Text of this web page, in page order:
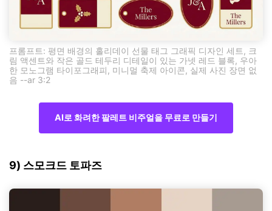
프롬프트: 평면 배경의 홀리데이 선물 태그 그래픽 디자인 세트, 크
림 액센트와 작은 골드 테두리 디테일이 있는 가넷 레드 블록, 우아
한 모노그램 타이포그래피, 미니멀 축제 아이콘, 실제 사진 장면 없
음 --ar 3:2
AI로 화려한 팔레트 비주얼을 무료로 만들기
9) 스모크드 토파즈